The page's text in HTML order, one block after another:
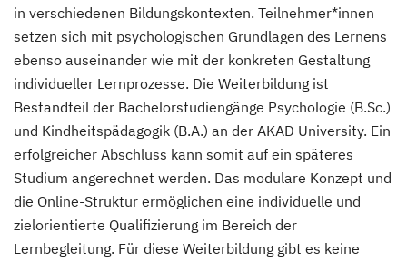
in verschiedenen Bildungskontexten. Teilnehmer*innen
setzen sich mit psychologischen Grundlagen des Lernens
ebenso auseinander wie mit der konkreten Gestaltung
individueller Lernprozesse. Die Weiterbildung ist
Bestandteil der Bachelorstudiengänge Psychologie (B.Sc.)
und Kindheitspädagogik (B.A.) an der AKAD University. Ein
erfolgreicher Abschluss kann somit auf ein späteres
Studium angerechnet werden. Das modulare Konzept und
die Online-Struktur ermöglichen eine individuelle und
zielorientierte Qualifizierung im Bereich der
Lernbegleitung. Für diese Weiterbildung gibt es keine